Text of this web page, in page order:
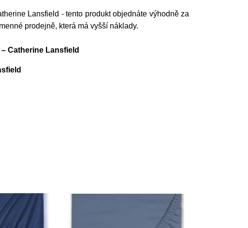
Lansfield - tento produkt objednáte výhodně za
prodejně, která má vyšší náklady.
Catherine Lansfield